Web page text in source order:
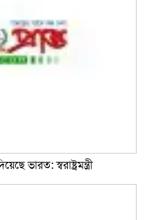
ভারত: স্বরাষ্ট্রমন্ত্রী